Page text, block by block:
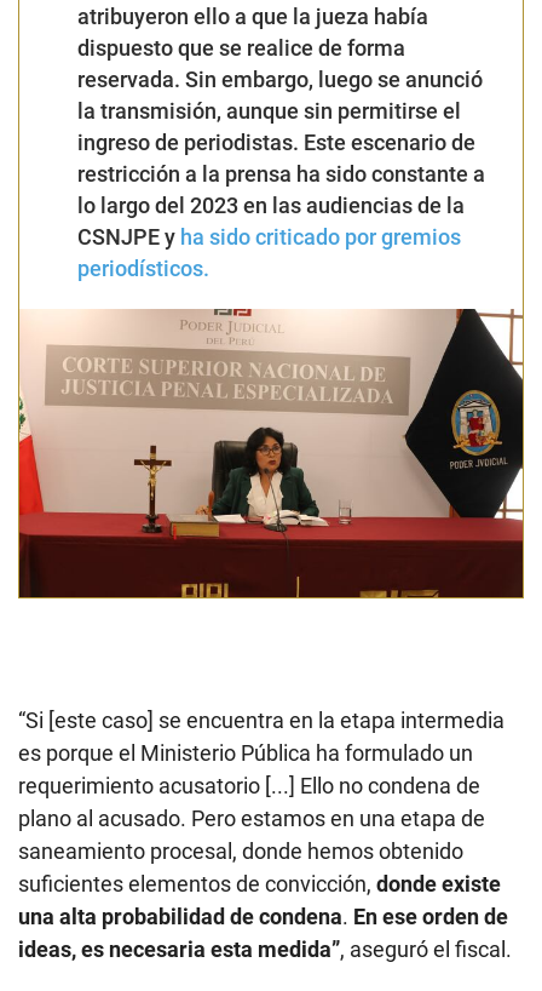
atribuyeron ello a que la jueza había
dispuesto que se realice de forma
reservada. Sin embargo, luego se anunció
la transmisión, aunque sin permitirse el
ingreso de periodistas. Este escenario de
restricción a la prensa ha sido constante a
lo largo del 2023 en las audiencias de la
CSNJPE y ha sido criticado por gremios
periodísticos.
“Si [este caso] se encuentra en la etapa intermedia
es porque el Ministerio Pública ha formulado un
requerimiento acusatorio [...] Ello no condena de
plano al acusado. Pero estamos en una etapa de
saneamiento procesal, donde hemos obtenido
suficientes elementos de convicción, donde existe
una alta probabilidad de condena. En ese orden de
ideas, es necesaria esta medida”, aseguró el fiscal.